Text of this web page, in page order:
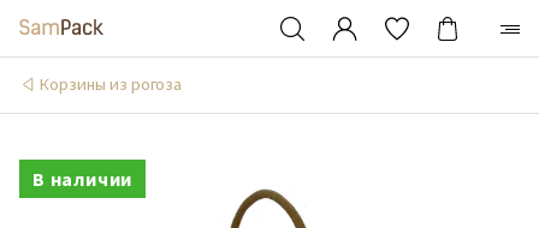
Корзины из рогоза
В наличии